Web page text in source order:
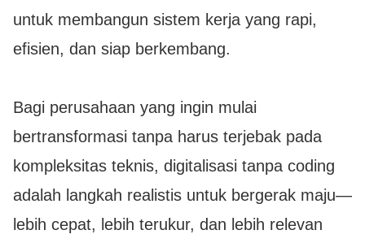
untuk membangun sistem kerja yang rapi,
efisien, dan siap berkembang.
Bagi perusahaan yang ingin mulai
bertransformasi tanpa harus terjebak pada
kompleksitas teknis, digitalisasi tanpa coding
adalah langkah realistis untuk bergerak maju—
lebih cepat, lebih terukur, dan lebih relevan